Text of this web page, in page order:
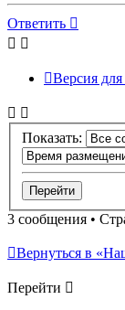
началу
Ответить
Версия для
Показать:
3 сообщения •
Вернуться в
Перейти